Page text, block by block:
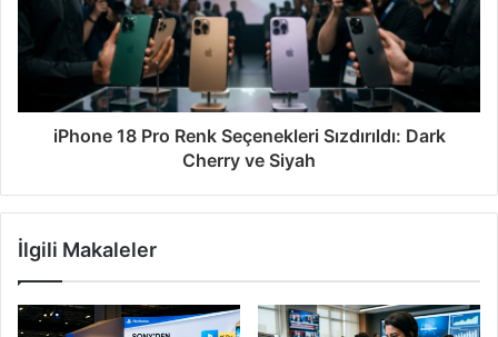
iPhone 18 Pro Renk Seçenekleri Sızdırıldı: Dark
Cherry ve Siyah
İlgili Makaleler